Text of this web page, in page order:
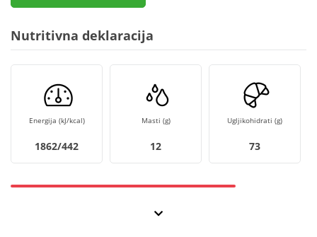
Nutritivna deklaracija
Energija (kJ/kcal)
1862/442
Masti (g)
12
Ugljikohidrati (g)
73